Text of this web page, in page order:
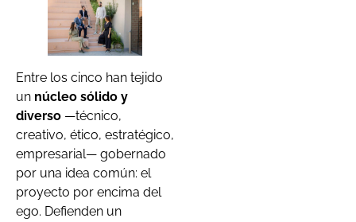
Entre los cinco han tejido
un núcleo sólido y
diverso —técnico,
creativo, ético, estratégico,
empresarial— gobernado
por una idea común: el
proyecto por encima del
ego. Defienden un